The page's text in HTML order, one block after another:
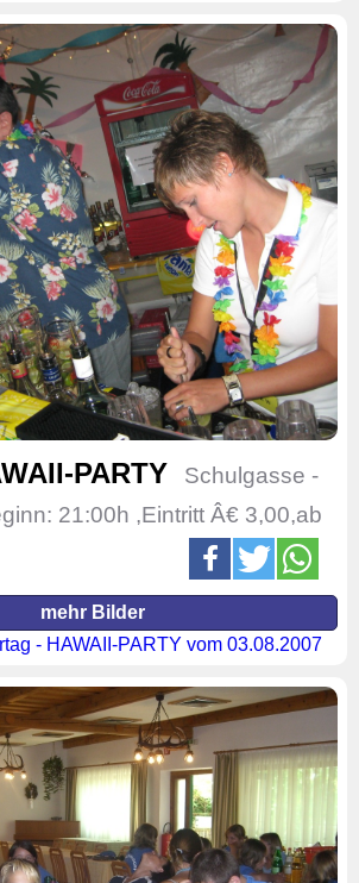
PARTY
Schulgasse -
21:00h ,Eintritt Â€ 3,00,ab
mehr Bilder
- HAWAII-PARTY vom 03.08.2007